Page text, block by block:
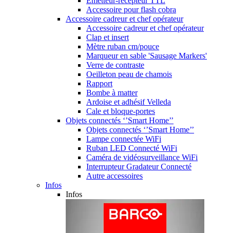
Accessoire pour flash cobra
Accessoire cadreur et chef opérateur
Accessoire cadreur et chef opérateur
Clap et insert
Mètre ruban cm/pouce
Marqueur en sable 'Sausage Markers'
Verre de contraste
Oeilleton peau de chamois
Rapport
Bombe à matter
Ardoise et adhésif Velleda
Cale et bloque-portes
Objets connectés ‘’Smart Home’’
Objets connectés ‘’Smart Home’’
Lampe connectée WiFi
Ruban LED Connecté WiFi
Caméra de vidéosurveillance WiFi
Interrupteur Gradateur Connecté
Autre accessoires
Infos
Infos